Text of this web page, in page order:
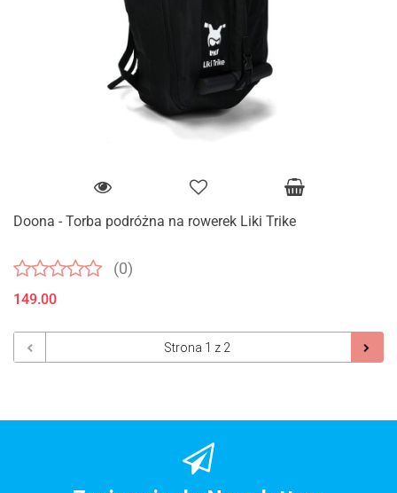
Doona - Torba podróżna na rowerek Liki Trike
(0)
149.00